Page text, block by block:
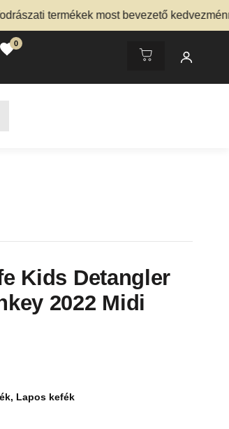
termékek most bevezető
0
Kids Detangler
2022 Midi
, Lapos kefék